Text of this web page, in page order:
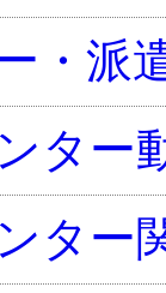
・派
ター
ター